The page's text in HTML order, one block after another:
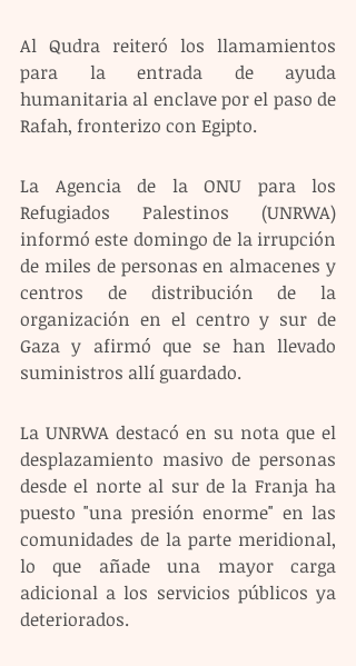
Al Qudra reiteró los llamamientos
para la entrada de ayuda
humanitaria al enclave por el paso de
Rafah, fronterizo con Egipto.
La Agencia de la ONU para los
Refugiados Palestinos (UNRWA)
informó este domingo de la irrupción
de miles de personas en almacenes y
centros de distribución de la
organización en el centro y sur de
Gaza y afirmó que se han llevado
suministros allí guardado.
La UNRWA destacó en su nota que el
desplazamiento masivo de personas
desde el norte al sur de la Franja ha
puesto "una presión enorme" en las
comunidades de la parte meridional,
lo que añade una mayor carga
adicional a los servicios públicos ya
deteriorados.